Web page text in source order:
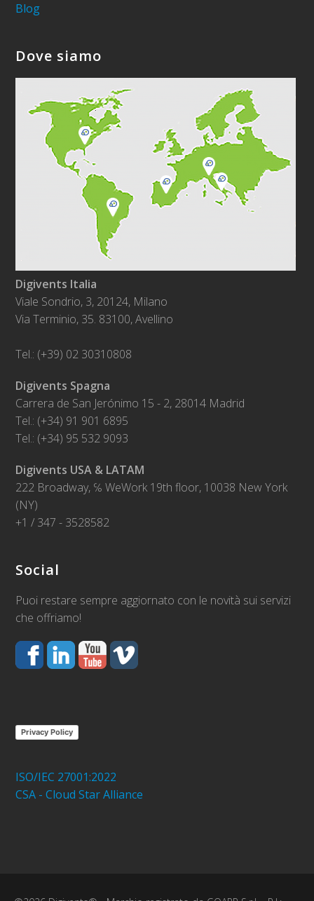
Blog
Dove siamo
Digivents Italia
Viale Sondrio, 3, 20124, Milano
Via Terminio, 35. 83100, Avellino
Tel.: (+39) 02 30310808
Digivents Spagna
Carrera de San Jerónimo 15 - 2, 28014 Madrid
Tel.: (+34) 91 901 6895
Tel.: (+34) 95 532 9093
Digivents USA & LATAM
222 Broadway, ℅ WeWork 19th floor, 10038 New York
(NY)
+1 / 347 - 3528582
Social
Puoi restare sempre aggiornato con le novità sui servizi
che offriamo!
Privacy Policy
ISO/IEC 27001:2022
CSA - Cloud Star Alliance